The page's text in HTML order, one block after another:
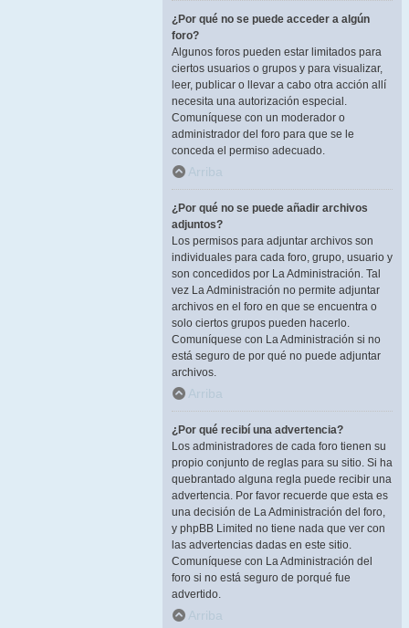
¿Por qué no se puede acceder a algún
foro?
Algunos foros pueden estar limitados para
ciertos usuarios o grupos y para visualizar,
leer, publicar o llevar a cabo otra acción allí
necesita una autorización especial.
Comuníquese con un moderador o
administrador del foro para que se le
conceda el permiso adecuado.
Arriba
¿Por qué no se puede añadir archivos
adjuntos?
Los permisos para adjuntar archivos son
individuales para cada foro, grupo, usuario y
son concedidos por La Administración. Tal
vez La Administración no permite adjuntar
archivos en el foro en que se encuentra o
solo ciertos grupos pueden hacerlo.
Comuníquese con La Administración si no
está seguro de por qué no puede adjuntar
archivos.
Arriba
¿Por qué recibí una advertencia?
Los administradores de cada foro tienen su
propio conjunto de reglas para su sitio. Si ha
quebrantado alguna regla puede recibir una
advertencia. Por favor recuerde que esta es
una decisión de La Administración del foro,
y phpBB Limited no tiene nada que ver con
las advertencias dadas en este sitio.
Comuníquese con La Administración del
foro si no está seguro de porqué fue
advertido.
Arriba